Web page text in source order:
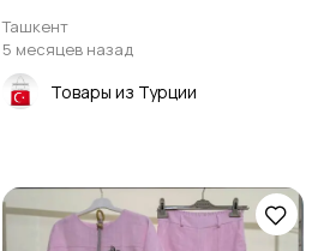
Ташкент
5 месяцев назад
Товары из Турции